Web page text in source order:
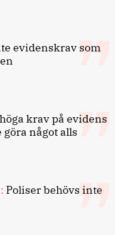
evidenskrav som
krav på evidens
något alls
Poliser behövs inte